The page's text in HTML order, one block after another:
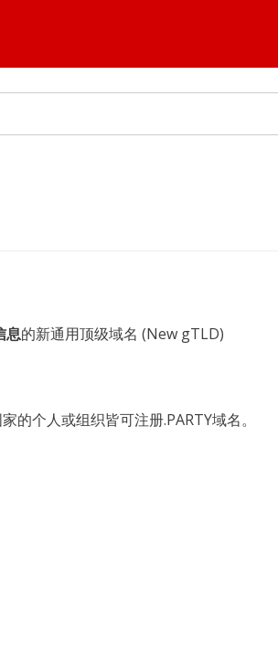
息的新通用顶级域名 (New gTLD)
的个人或组织皆可注册.PARTY域名。